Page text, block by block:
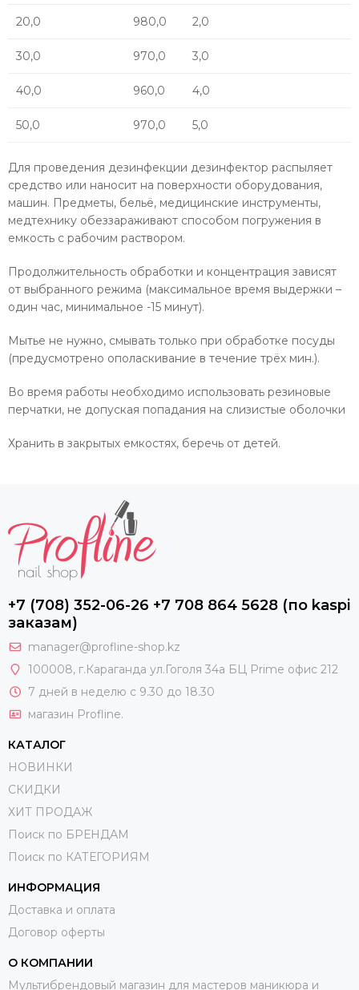
20,0 980,0 2,0
30,0 970,0 3,0
40,0 960,0 4,0
50,0 970,0 5,0
Для проведения дезинфекции дезинфектор распыляет
средство или наносит на поверхности оборудования,
машин. Предметы, бельё, медицинские инструменты,
медтехнику обеззараживают способом погружения в
емкость с рабочим раствором.
Продолжительность обработки и концентрация зависят
от выбранного режима (максимальное время выдержки –
один час, минимальное -15 минут).
Мытье не нужно, смывать только при обработке посуды
(предусмотрено ополаскивание в течение трёх мин.).
Во время работы необходимо использовать резиновые
перчатки, не допуская попадания на слизистые оболочки
Хранить в закрытых емкостях, беречь от детей.
+7 (708) 352-06-26 +7 708 864 5628 (по kaspi
заказам)
manager@profline-shop.kz
100008, г.Караганда ул.Гоголя 34а БЦ Prime офис 212
7 дней в неделю с 9.30 до 18.30
магазин Profline.
КАТАЛОГ
НОВИНКИ
СКИДКИ
ХИТ ПРОДАЖ
Поиск по БРЕНДАМ
Поиск по КАТЕГОРИЯМ
ИНФОРМАЦИЯ
Доставка и оплата
Договор оферты
О КОМПАНИИ
Мультибрендовый магазин для мастеров маникюра и